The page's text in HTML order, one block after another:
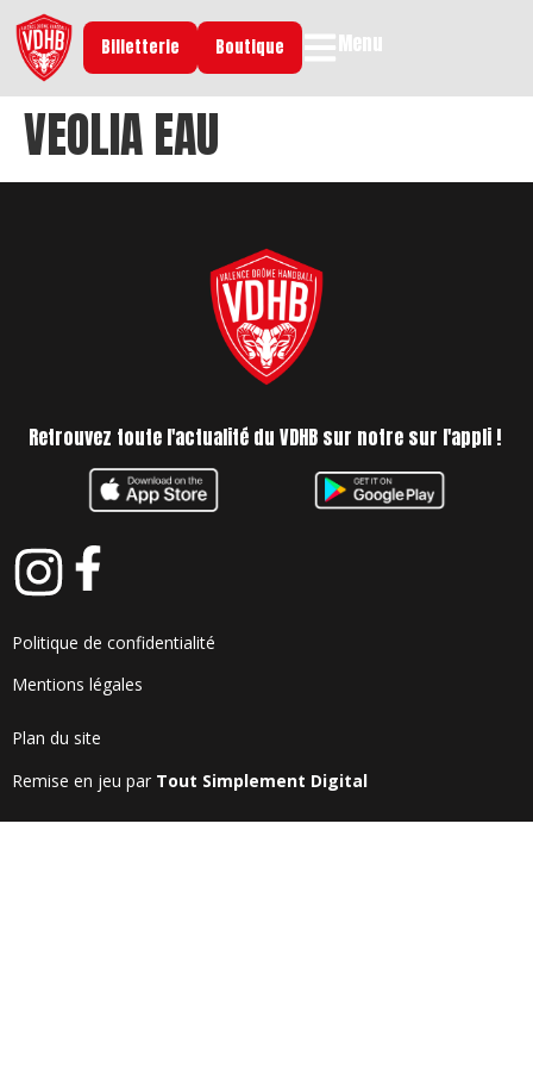
Billetterie Boutique Menu
VEOLIA EAU
Retrouvez toute l'actualité du VDHB sur notre sur l'appli !
Politique de confidentialité
Mentions légales
Plan du site
Remise en jeu par Tout Simplement Digital